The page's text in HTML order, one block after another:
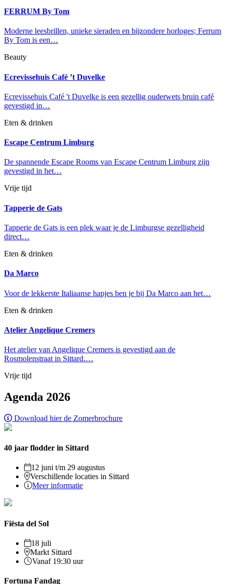
FERRUM By Tom
Moderne leesbrillen, unieke sieraden en bijzondere horloges; Ferrum
By Tom is een…
Beauty
Ecrevissehuis Café ’t Duvelke
Ecrevissehuis Café 't Duvelke is een gezellig ouderwets bruin café
gevestigd in…
Eten & drinken
Escape Centrum Limburg
De spannende Escape Rooms van Escape Centrum Limburg zijn
gevestigd in het…
Vrije tijd
Tapperie de Gats
Tapperie de Gats is een plek waar je de Limburgse gezelligheid
direct…
Eten & drinken
Da Marco
Voor de lekkerste Italiaanse hapjes ben je bij Da Marco aan het…
Eten & drinken
Atelier Angelique Cremers
Het atelier van Angelique Cremers is gevestigd aan de
Rosmolenstraat in Sittard.…
Vrije tijd
Agenda 2026
Download hier de Zomerbrochure
40 jaar flodder in Sittard
12 juni t/m 29 augustus
Verschillende locaties in Sittard
Meer informatie
Fiësta del Sol
18 juli
Markt Sittard
Vanaf 19:30 uur
Fortuna Fandag